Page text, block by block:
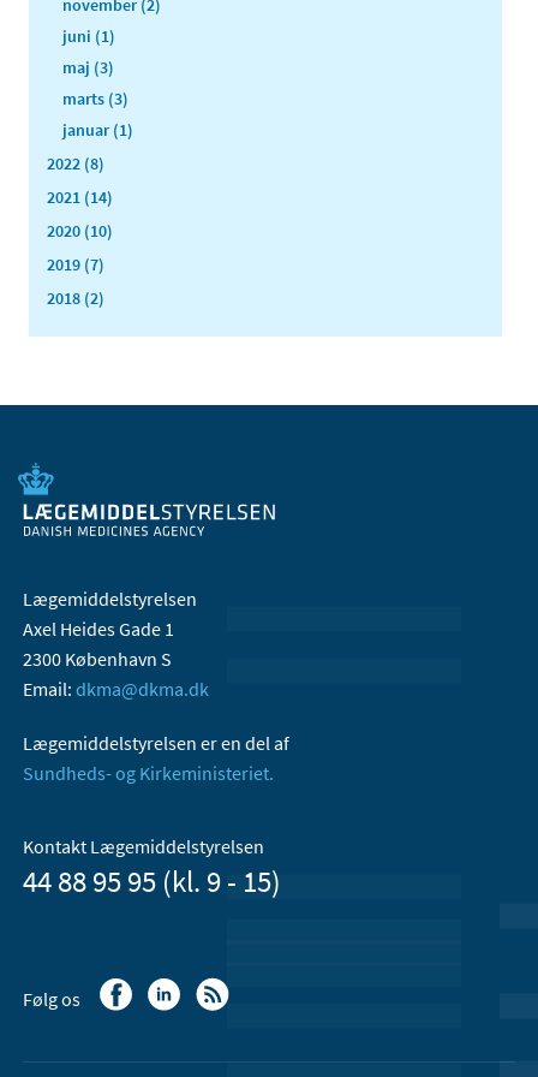
november (2)
juni (1)
maj (3)
marts (3)
januar (1)
2022 (8)
2021 (14)
2020 (10)
2019 (7)
2018 (2)
Lægemiddelstyrelsen
Axel Heides Gade 1
2300 København S
Email: dkma@dkma.dk
Lægemiddelstyrelsen er en del af
Sundheds- og Kirkeministeriet.
Kontakt Lægemiddelstyrelsen
44 88 95 95 (kl. 9 - 15)
Følg os